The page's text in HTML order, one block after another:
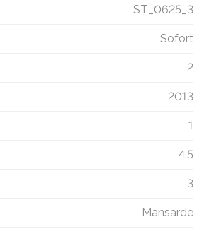
ST_0625_3
Sofort
2
2013
1
4.5
3
Mansarde